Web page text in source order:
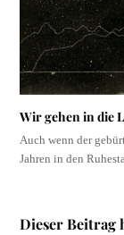
Wir gehen in die
Auch wenn der
Jahren in den
Dieser Beitrag